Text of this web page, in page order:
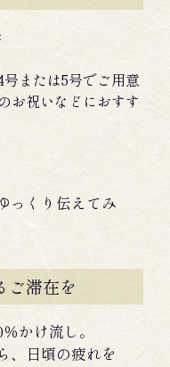
または5号でご用意
お祝いなどにおすす
っくり伝えてみ
ご滞在を
かけ流し。
、日頃の疲れを